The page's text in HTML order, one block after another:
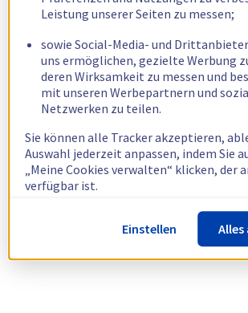
Leistung unserer Seiten zu messen;
sowie Social-Media- und
uns ermöglichen, gezielte Werbung
deren Wirksamkeit zu messen und
mit unseren Werbepartnern und
Netzwerken zu teilen.
Sie können alle Tracker akzeptieren,
Auswahl jederzeit anpassen, indem Sie
„Meine Cookies verwalten“ klicken, der
verfügbar ist.
Weitere Informationen finden Sie in
zur Verwendung von Cookies.
Einstellen